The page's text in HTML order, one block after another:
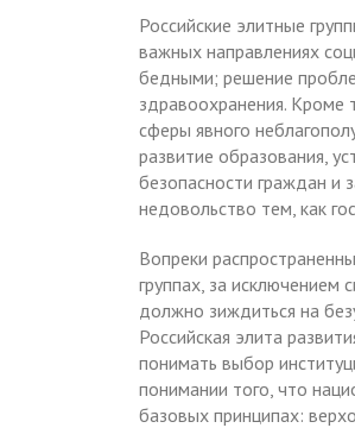
Российские элитные
важных направлениях
бедными; решение
здравоохранения. Кроме
сферы явного
развитие образования,
безопасности граждан и
недовольство тем, как
Вопреки
группах, за исключением
должно зиждиться на
Российская элита
понимать выбор
понимании того, что
базовых принципах: